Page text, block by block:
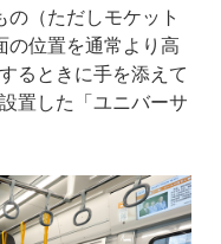
の（ただしモケット
の位置を通常より高
るときに手を添えて
置した「ユニバーサ